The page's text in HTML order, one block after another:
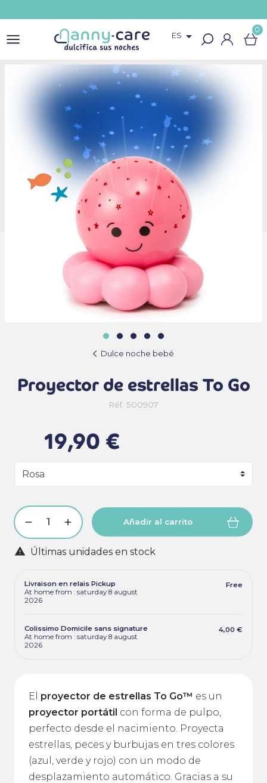
ES  0
Dulce noche bebé
Proyector de estrellas To Go
Réf. 500907
19,90 €
Añadir al carrito
 Últimas unidades en stock
Livraison en relais Pickup
At home from : saturday 8 august
2026
Free
Colissimo Domicile sans signature
At home from : saturday 8 august
2026
4,00 €
El proyector de estrellas To Go™ es un
proyector portátil con forma de pulpo,
perfecto desde el nacimiento. Proyecta
estrellas, peces y burbujas en tres colores
(azul, verde y rojo) con un modo de
desplazamiento automático. Gracias a su